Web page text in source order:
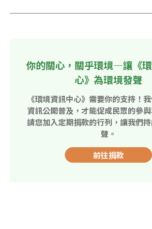
你的關心，關乎環境—讓《
心》為環境發聲
《環境資訊中心》需要你的支持！
資訊公開普及，才能促成民眾的參
請您加入定期捐款的行列，讓我們
聲。
前往捐款